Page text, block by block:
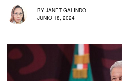
BY JANET GALINDO
JUNIO 18, 2024